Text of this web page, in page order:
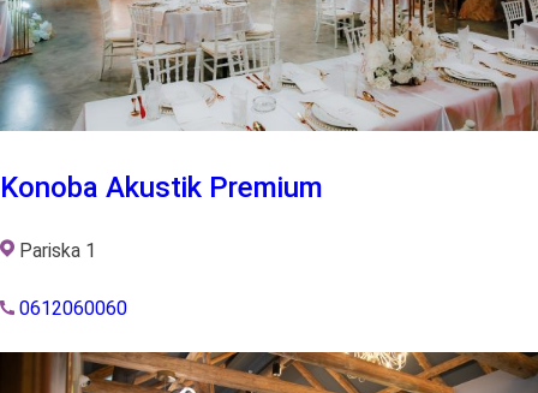
Konoba Akustik Premium
Pariska 1
0612060060